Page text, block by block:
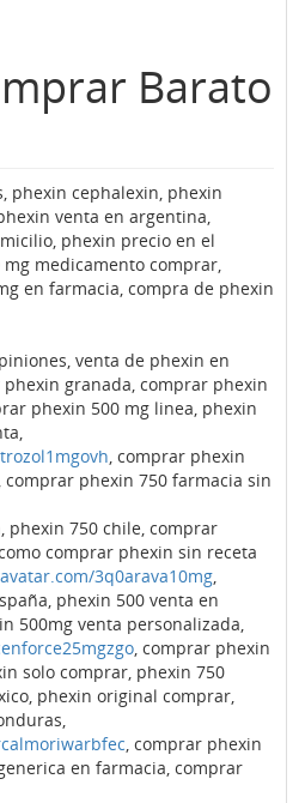
Barato
phexin cephalexin, phexin
venta en argentina,
phexin precio en el
medicamento comprar,
en farmacia, compra de phexin
venta de phexin en
granada, comprar phexin
phexin 500 mg linea, phexin
, comprar phexin
phexin 750 farmacia sin
phexin 750 chile, comprar
comprar phexin sin receta
3q0arava10mg,
phexin 500 venta en
500mg venta personalizada,
, comprar phexin
solo comprar, phexin 750
phexin original comprar,
, comprar phexin
en farmacia, comprar